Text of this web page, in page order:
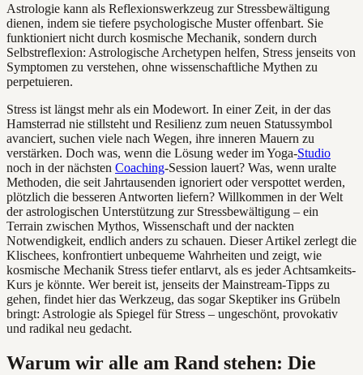
Astrologie kann als Reflexionswerkzeug zur Stressbewältigung
dienen, indem sie tiefere psychologische Muster offenbart. Sie
funktioniert nicht durch kosmische Mechanik, sondern durch
Selbstreflexion: Astrologische Archetypen helfen, Stress jenseits von
Symptomen zu verstehen, ohne wissenschaftliche Mythen zu
perpetuieren.
Stress ist längst mehr als ein Modewort. In einer Zeit, in der das
Hamsterrad nie stillsteht und Resilienz zum neuen Statussymbol
avanciert, suchen viele nach Wegen, ihre inneren Mauern zu
verstärken. Doch was, wenn die Lösung weder im Yoga-Studio
noch in der nächsten Coaching-Session lauert? Was, wenn uralte
Methoden, die seit Jahrtausenden ignoriert oder verspottet werden,
plötzlich die besseren Antworten liefern? Willkommen in der Welt
der astrologischen Unterstützung zur Stressbewältigung – ein
Terrain zwischen Mythos, Wissenschaft und der nackten
Notwendigkeit, endlich anders zu schauen. Dieser Artikel zerlegt die
Klischees, konfrontiert unbequeme Wahrheiten und zeigt, wie
kosmische Mechanik Stress tiefer entlarvt, als es jeder Achtsamkeits-
Kurs je könnte. Wer bereit ist, jenseits der Mainstream-Tipps zu
gehen, findet hier das Werkzeug, das sogar Skeptiker ins Grübeln
bringt: Astrologie als Spiegel für Stress – ungeschönt, provokativ
und radikal neu gedacht.
Warum wir alle am Rand stehen: Die